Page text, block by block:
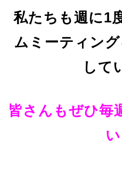
私たちも週に1
ムミーティン
して
皆さんもぜひ毎